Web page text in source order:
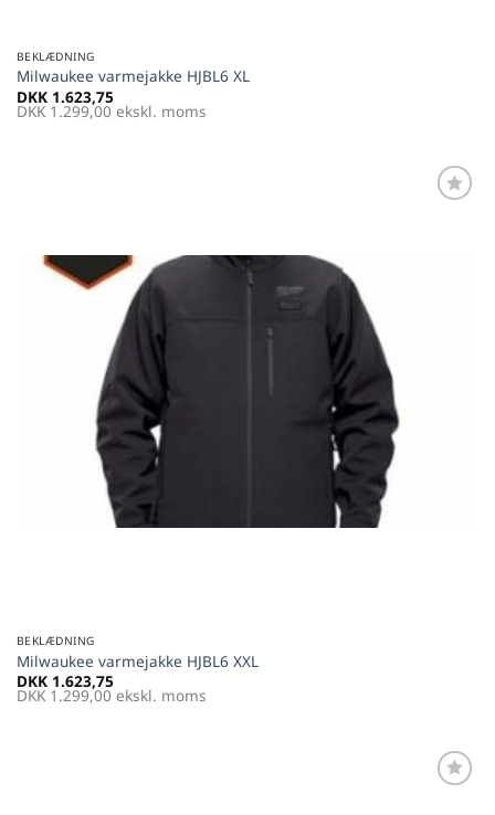
BEKLÆDNING
Milwaukee varmejakke HJBL6 XL
DKK 1.623,75
DKK 1.299,00 ekskl. moms
BEKLÆDNING
Milwaukee varmejakke HJBL6 XXL
DKK 1.623,75
DKK 1.299,00 ekskl. moms